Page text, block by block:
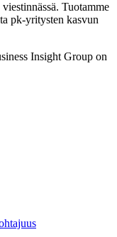
Tuotamme
pk-yritysten kasvun
Insight Group on